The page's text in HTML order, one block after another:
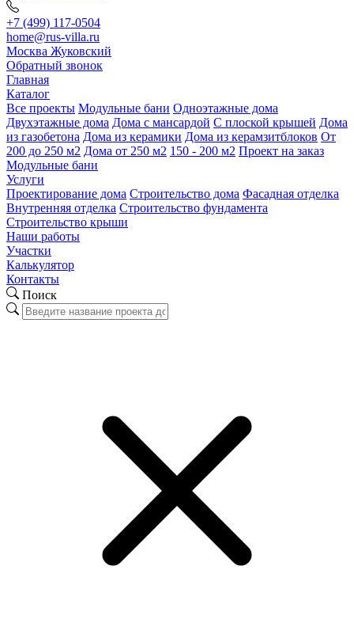
+7 (499) 117-0504
home@rus-villa.ru
Москва Жуковский
Обратный звонок
Главная
Каталог
Все проекты Модульные бани Одноэтажные дома
Двухэтажные дома Дома с мансардой С плоской крышей Дома
из газобетона Дома из керамики Дома из керамзитблоков От
200 до 250 м2 Дома от 250 м2 150 - 200 м2 Проект на заказ
Модульные бани
Услуги
Проектирование дома Строительство дома Фасадная отделка
Внутренняя отделка Строительство фундамента
Строительство крыши
Наши работы
Участки
Калькулятор
Контакты
Поиск